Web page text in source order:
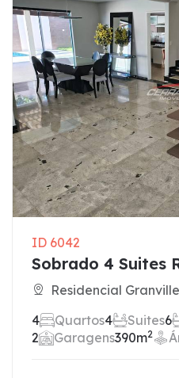
ID 6042
Sobrado 4 Suites
Residencial
4
Quartos4 Suites6
2
Garagens390m2